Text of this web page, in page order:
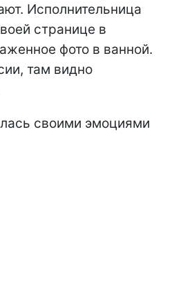
Исполнительница
странице в
фото в ванной.
там видно
своими эмоциями